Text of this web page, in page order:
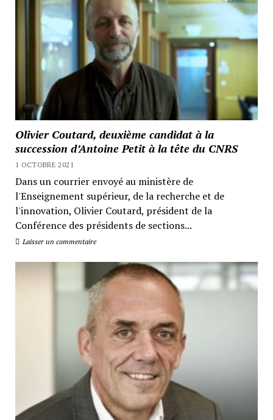
Olivier Coutard, deuxième candidat à la
succession d’Antoine Petit à la tête du CNRS
1 OCTOBRE 2021
Dans un courrier envoyé au ministère de
l'Enseignement supérieur, de la recherche et de
l'innovation, Olivier Coutard, président de la
Conférence des présidents de sections...
Laisser un commentaire